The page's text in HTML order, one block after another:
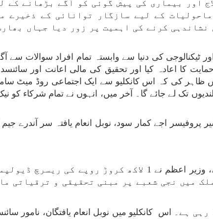
اور بیماری کی پیش گوئی کو آگے بڑھانے کے
کے لیے سازگار توانائی کے ذخیرے
کرنے کی اہمیت پر زور دیا جہاں
ٹیکنالوجی کی دنیا سے وابستہ تمام افراد سوالات سے
کا اعادہ کیا اور تحقیق کی مالی اعانت اور
کی کہ اس کانکلیو سے ایک اجتماعی روڈ میٹ
تک لے جائے گا۔ آخر میں، انہوں نے تمام شرکاء
اجے کمار سود، نوبل انعام یافتہ سر آندرے
ملک میں تحقیق و ترقی کے ماحولیاتی نظام کومزید تقویت دیتے ہوئے، وزیر اعظم نے 1
میں نجی شعبے پر مبنی تحقیقی و ترقیاتی
اس کانکلیو میں نوبل انعام یافتگان، نامور